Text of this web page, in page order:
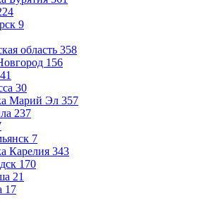
9
область 358
156
41
30
Марий Эл 357
237
7
Карелия 343
170
21
17